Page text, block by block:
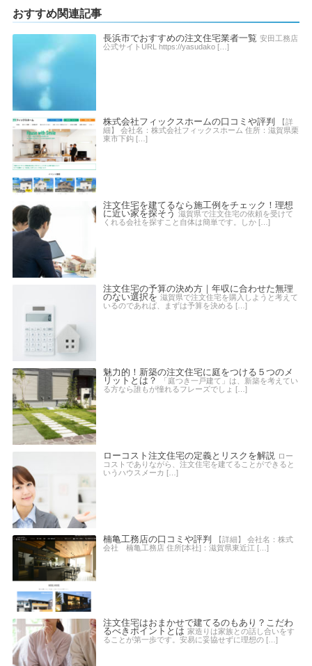
おすすめ関連記事
長浜市でおすすめの注文住宅業者一覧 安田工務店
公式サイトURL https://yasudako […]
株式会社フィックスホームの口コミや評判
【詳
細】 会社名：株式会社フィックスホーム 住所：滋賀県栗
東市下鈎 […]
注文住宅を建てるなら施工例をチェック！理想
に近い家を探そう 滋賀県で注文住宅の依頼を受けて
くれる会社を探すこと自体は簡単です。しか […]
注文住宅の予算の決め方｜年収に合わせた無理
のない選択を 滋賀県で注文住宅を購入しようと考えて
いるのであれば、まずは予算を決める […]
魅力的！新築の注文住宅に庭をつける５つのメ
リットとは？
「庭つき一戸建て」は、新築を考えてい
る方なら誰もが憧れるフレーズでしょ […]
ローコスト注文住宅の定義とリスクを解説
ロー
コストでありながら、注文住宅を建てることができると
いうハウスメーカ […]
楠亀工務店の口コミや評判
【詳細】 会社名：株式
会社 楠亀工務店 住所[本社]：滋賀県東近江 […]
注文住宅はおまかせで建てるのもあり？こだわ
るべきポイントとは 家造りは家族との話し合いをす
ることが第一歩です。安易に妥協せずに理想の […]